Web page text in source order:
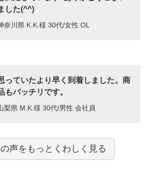
した(^^)
奈川県 K.K.様 30代/女性 OL
っていたより早く到着しました。商
もバッチリです。
梨県 M.K.様 30代/男性 会社員
声をもっとくわしく見る